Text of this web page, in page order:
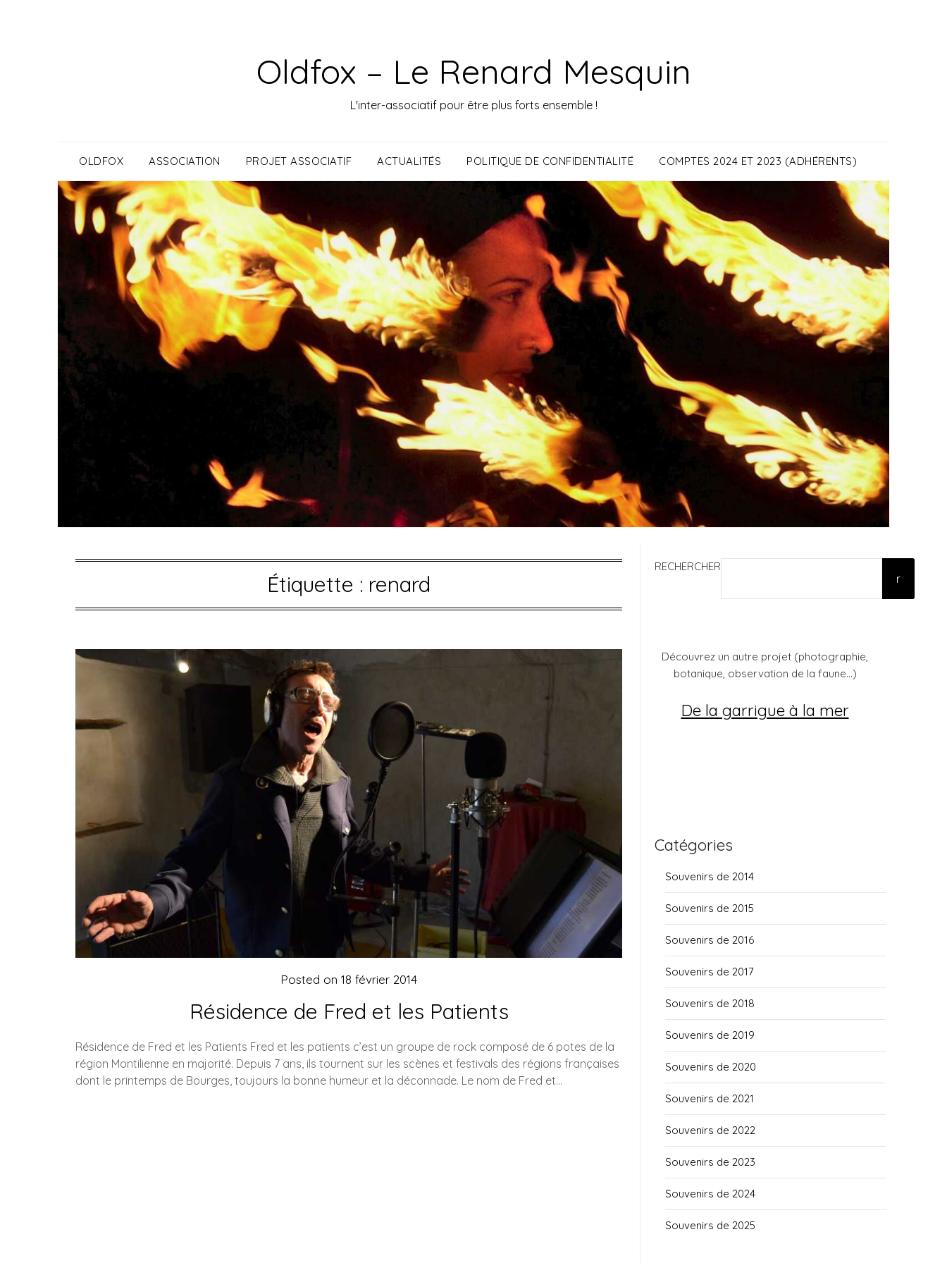
Oldfox – Le Renard Mesquin
L'inter-associatif pour être plus forts ensemble !
OLDFOX ASSOCIATION PROJET ASSOCIATIF ACTUALITÉS POLITIQUE DE CONFIDENTIALITÉ COMPTES 2024 ET 2023 (ADHÉRENTS)
Étiquette : renard
Résidence de Fred et les Patients
Posted on 18 février 2014
Résidence de Fred et les Patients Fred et les patients c’est un groupe de rock composé de 6 potes de la
région Montilienne en majorité. Depuis 7 ans, ils tournent sur les scènes et festivals des régions françaises
dont le printemps de Bourges, toujours la bonne humeur et la déconnade. Le nom de Fred et…
RECHERCHER
r
Découvrez un autre projet (photographie,
botanique, observation de la faune...)
De la garrigue à la mer
Catégories
Souvenirs de 2014
Souvenirs de 2015
Souvenirs de 2016
Souvenirs de 2017
Souvenirs de 2018
Souvenirs de 2019
Souvenirs de 2020
Souvenirs de 2021
Souvenirs de 2022
Souvenirs de 2023
Souvenirs de 2024
Souvenirs de 2025